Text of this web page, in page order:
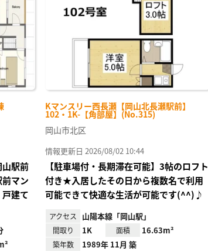
録
山駅前
マン
建て
Kマンスリー西長瀬【岡山北長瀬駅前】
102・1K-【角部屋】(No.315)
岡山市北区
情報更新日 2026/08/02 10:44
【駐車場付・長期滞在可能】3帖のロフト
付き★入居したその日から複数名で利用
可能できて快適な生活が可能です(^^)♪
アクセス 山陽本線「岡山駅」
間取り 1K 面積 16.63m²
築年数 1989年 11月 築